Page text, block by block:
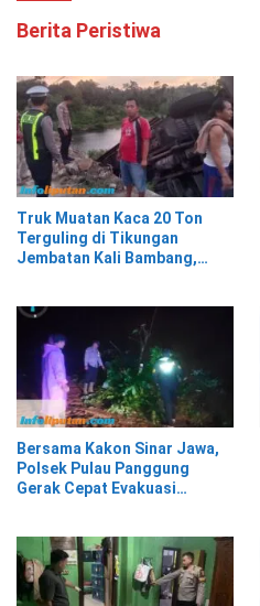
Berita Peristiwa
Truk Muatan Kaca 20 Ton
Terguling di Tikungan
Jembatan Kali Bambang,
Bersama Kakon Sinar Jawa,
Polsek Pulau Panggung
Gerak Cepat Evakuasi